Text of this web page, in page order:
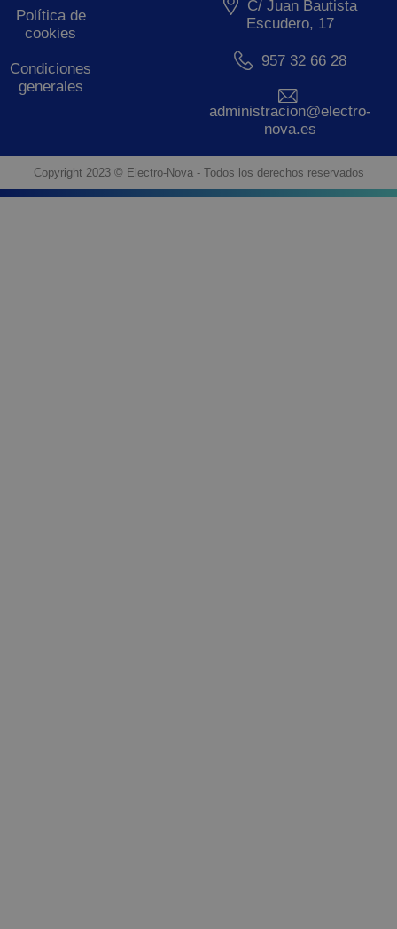
Política de
cookies
Condiciones
generales
C/ Juan Bautista
Escudero, 17
957 32 66 28
administracion@electro-
nova.es
Copyright 2023 © Electro-Nova - Todos los derechos reservados